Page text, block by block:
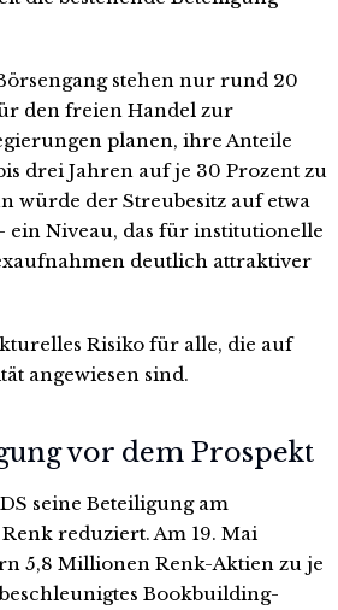
stehen nur rund 20
den freien Handel zur
planen, ihre Anteile
drei Jahren auf je 30 Prozent zu
würde der Streubesitz auf etwa
ein Niveau, das für institutionelle
deutlich attraktiver
Risiko für alle, die auf
angewiesen sind.
vor dem Prospekt
seine Beteiligung am
reduziert. Am 19. Mai
5,8 Millionen Renk-Aktien zu je
Bookbuilding-